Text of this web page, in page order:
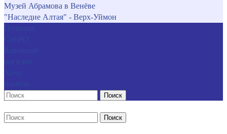
Музей Абрамова в Венёве
"Наследие Алтая" - Верх-Уймон
Поиск
Поиск